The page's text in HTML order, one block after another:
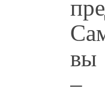
вы
–